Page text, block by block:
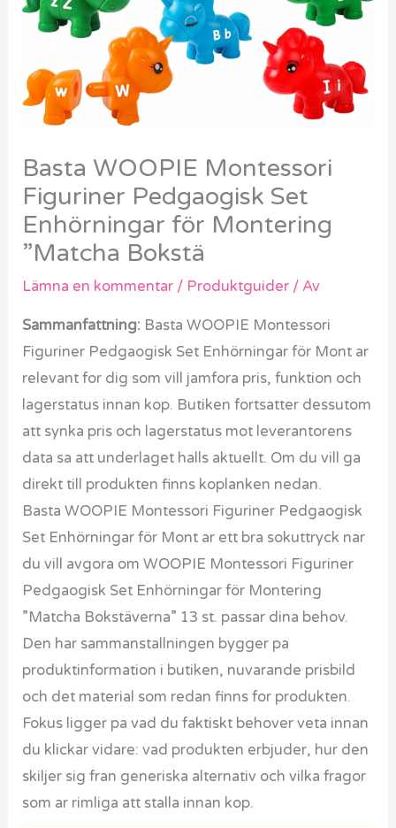
Basta WOOPIE Montessori
Figuriner Pedgaogisk Set
Enhörningar för Montering
”Matcha Bokstä
Lämna en kommentar / Produktguider / Av
Sammanfattning: Basta WOOPIE Montessori
Figuriner Pedgaogisk Set Enhörningar för Mont ar
relevant for dig som vill jamfora pris, funktion och
lagerstatus innan kop. Butiken fortsatter dessutom
att synka pris och lagerstatus mot leverantorens
data sa att underlaget halls aktuellt. Om du vill ga
direkt till produkten finns koplanken nedan.
Basta WOOPIE Montessori Figuriner Pedgaogisk
Set Enhörningar för Mont ar ett bra sokuttryck nar
du vill avgora om WOOPIE Montessori Figuriner
Pedgaogisk Set Enhörningar för Montering
”Matcha Bokstäverna” 13 st. passar dina behov.
Den har sammanstallningen bygger pa
produktinformation i butiken, nuvarande prisbild
och det material som redan finns for produkten.
Fokus ligger pa vad du faktiskt behover veta innan
du klickar vidare: vad produkten erbjuder, hur den
skiljer sig fran generiska alternativ och vilka fragor
som ar rimliga att stalla innan kop.